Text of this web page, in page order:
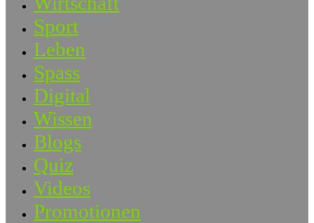
Sport
Leben
Spass
Digital
Wissen
Blogs
Quiz
Videos
Promotionen